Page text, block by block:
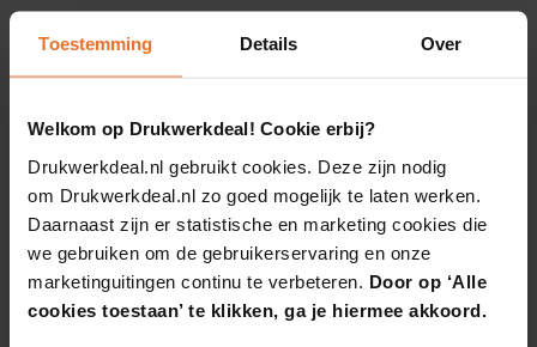
Toestemming Details Over
Welkom op Drukwerkdeal! Cookie erbij?
Drukwerkdeal.nl gebruikt cookies. Deze zijn nodig
om Drukwerkdeal.nl zo goed mogelijk te laten werken.
Daarnaast zijn er statistische en marketing cookies die
we gebruiken om de gebruikerservaring en onze
marketinguitingen continu te verbeteren. Door op ‘Alle
cookies toestaan’ te klikken, ga je hiermee akkoord.